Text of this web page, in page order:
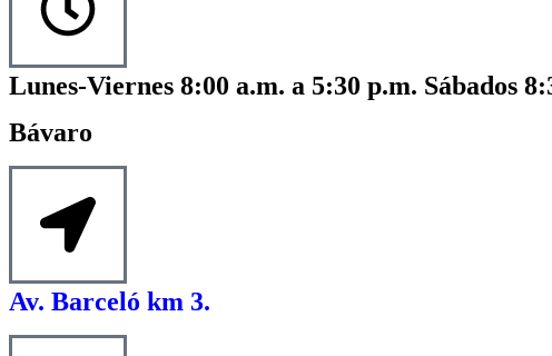
Lunes-Viernes 8:00 a.m. a 5:30 p.m. Sábados
Bávaro
Av. Barceló km 3.